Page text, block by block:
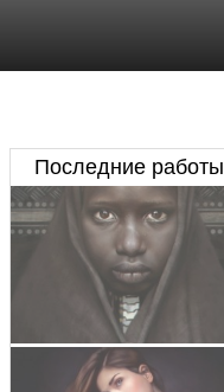
Последние работы